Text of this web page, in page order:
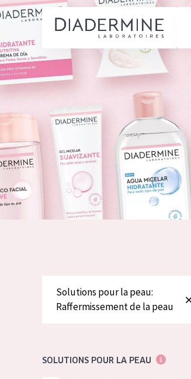
Hydratation et éclat
Réduction des rides
Régénération de la peau
Raffermissement de la
peau
Peau ménopausée
Composition
À propos
Conseils Beauté
Contact
English
Solutions pour la peau:
Raffermissement de la peau
SOLUTIONS POUR LA PEAU